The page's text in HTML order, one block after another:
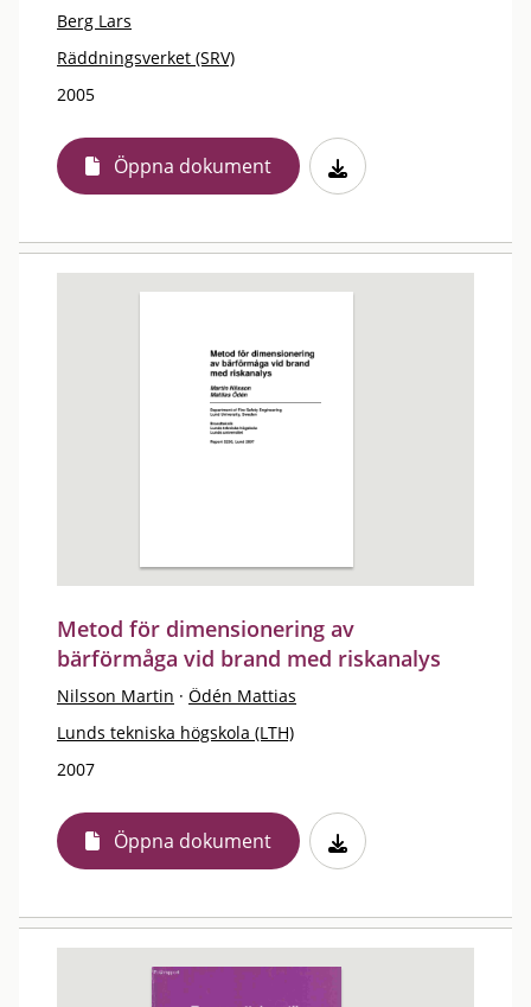
Berg Lars
Räddningsverket (SRV)
2005
Öppna dokument
Metod för dimensionering av
bärförmåga vid brand med riskanalys
Nilsson Martin · Ödén Mattias
Lunds tekniska högskola (LTH)
2007
Öppna dokument